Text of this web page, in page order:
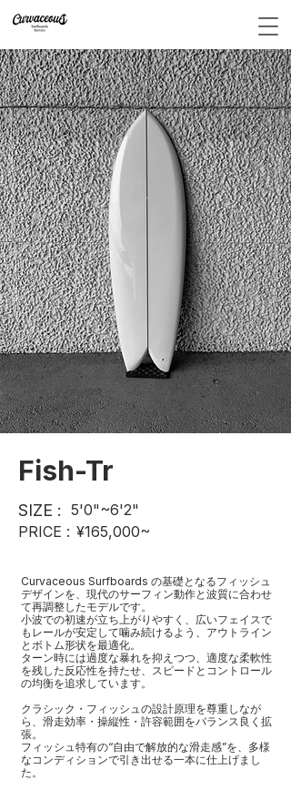
Fish-Tr
SIZE : 5'0"~6'2"
PRICE : ¥165,000~
Curvaceous Surfboards の基礎となるフィッシュ
デザインを、現代のサーフィン動作と波質に合わせ
て再調整したモデルです。
小波での初速が立ち上がりやすく、広いフェイスで
もレールが安定して噛み続けるよう、アウトライン
とボトム形状を最適化。
ターン時には過度な暴れを抑えつつ、適度な柔軟性
を残した反応性を持たせ、スピードとコントロール
の均衡を追求しています。
クラシック・フィッシュの設計原理を尊重しなが
ら、滑走効率・操縦性・許容範囲をバランス良く拡
張。
フィッシュ特有の“自由で解放的な滑走感”を、多様
なコンディションで引き出せる一本に仕上げまし
た。